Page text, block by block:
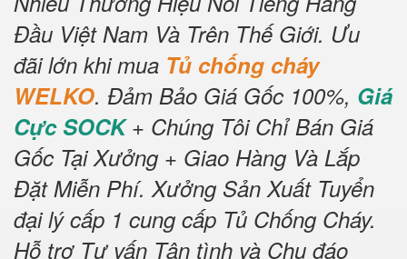
Đầu Việt Nam Và Trên Thế Giới. Ưu
đãi lớn khi mua Tủ chống cháy
WELKO. Đảm Bảo Giá Gốc 100%, Giá
Cực SOCK+ Chúng Tôi Chỉ Bán Giá
Gốc Tại Xưởng + Giao Hàng Và Lắp
Đặt Miễn Phí. Xưởng Sản Xuất Tuyển
đại lý cấp 1 cung cấp Tủ Chống Cháy.
Hỗ trợ Tư vấn Tận tình và Chu đáo